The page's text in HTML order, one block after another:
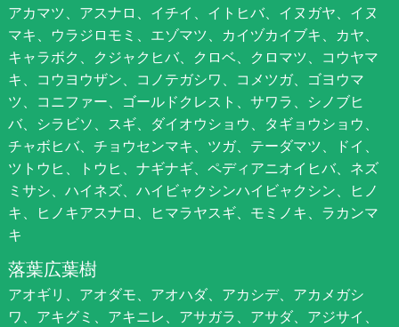
アカマツ、アスナロ、イチイ、イトヒバ、イヌガヤ、イヌ
マキ、ウラジロモミ、エゾマツ、カイヅカイブキ、カヤ、
キャラボク、クジャクヒバ、クロベ、クロマツ、コウヤマ
キ、コウヨウザン、コノテガシワ、コメツガ、ゴヨウマ
ツ、コニファー、ゴールドクレスト、サワラ、シノブヒ
バ、シラビソ、スギ、ダイオウショウ、タギョウショウ、
チャボヒバ、チョウセンマキ、ツガ、テーダマツ、ドイ、
ツトウヒ、トウヒ、ナギナギ、ペディアニオイヒバ、ネズ
ミサシ、ハイネズ、ハイビャクシンハイビャクシン、ヒノ
キ、ヒノキアスナロ、ヒマラヤスギ、モミノキ、ラカンマ
キ
落葉広葉樹
アオギリ、アオダモ、アオハダ、アカシデ、アカメガシ
ワ、アキグミ、アキニレ、アサガラ、アサダ、アジサイ、